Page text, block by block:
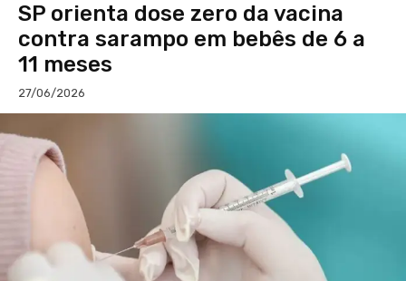
SP orienta dose zero da vacina
contra sarampo em bebês de 6 a
11 meses
27/06/2026